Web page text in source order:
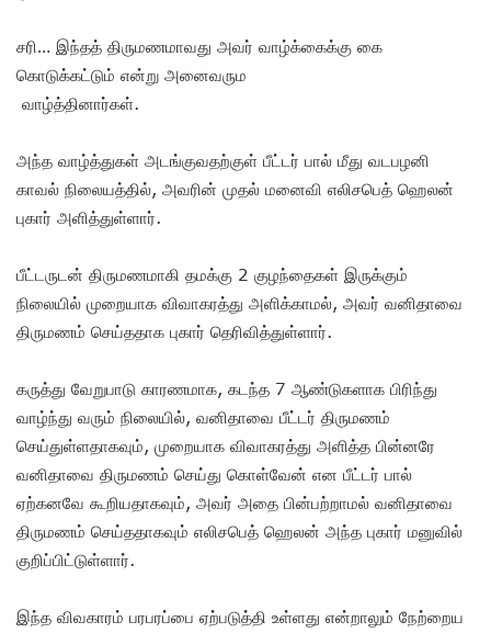
சரி… இந்தத் திருமணமாவது அவர் வாழ்க்கைக்கு கை
கொடுக்கட்டும் என்று அனைவரும
வாழ்த்தினார்கள்.
அந்த வாழ்த்துகள் அடங்குவதற்குள் பீட்டர் பால் மீது வடபழனி
காவல் நிலையத்தில், அவரின் முதல் மனைவி எலிசபெத் ஹெலன்
புகார் அளித்துள்ளார்.
பீட்டருடன் திருமணமாகி தமக்கு 2 குழந்தைகள் இருக்கும்
நிலையில் முறையாக விவாகரத்து அளிக்காமல், அவர் வனிதாவை
திருமணம் செய்ததாக புகார் தெரிவித்துள்ளார்.
கருத்து வேறுபாடு காரணமாக, கடந்த 7 ஆண்டுகளாக பிரிந்து
வாழ்ந்து வரும் நிலையில், வனிதாவை பீட்டர் திருமணம்
செய்துள்ளதாகவும், முறையாக விவாகரத்து அளித்த பின்னரே
வனிதாவை திருமணம் செய்து கொள்வேன் என பீட்டர் பால்
ஏற்கனவே கூறியதாகவும், அவர் அதை பின்பற்றாமல் வனிதாவை
திருமணம் செய்ததாகவும் எலிசபெத் ஹெலன் அந்த புகார் மனுவில்
குறிப்பிட்டுள்ளார்.
இந்த விவகாரம் பரபரப்பை ஏற்படுத்தி உள்ளது என்றாலும் நேற்றைய